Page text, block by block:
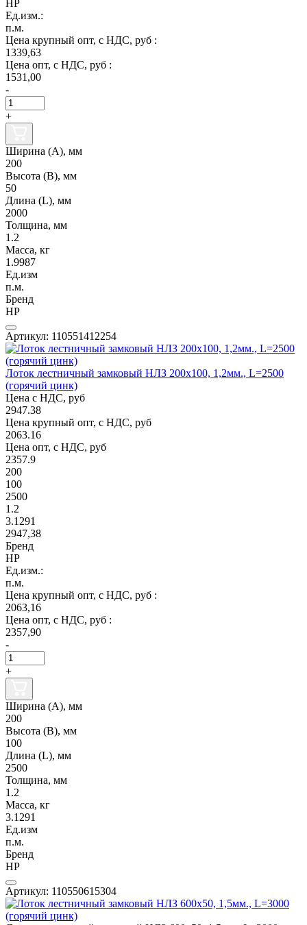
НР
Ед.изм.:
п.м.
Цена крупный опт, с НДС, руб :
1339,63
Цена опт, с НДС, руб :
1531,00
-
+
Ширина (А), мм
200
Высота (В), мм
50
Длина (L), мм
2000
Толщина, мм
1.2
Масса, кг
1.9987
Ед.изм
п.м.
Бренд
НР
Артикул: 110551412254
Лоток лестничный замковый НЛЗ 200х100, 1,2мм., L=2500
(горячий цинк)
Цена с НДС, руб
2947.38
Цена крупный опт, с НДС, руб
2063.16
Цена опт, с НДС, руб
2357.9
200
100
2500
1.2
3.1291
2947,38
Бренд
НР
Ед.изм.:
п.м.
Цена крупный опт, с НДС, руб :
2063,16
Цена опт, с НДС, руб :
2357,90
-
+
Ширина (А), мм
200
Высота (В), мм
100
Длина (L), мм
2500
Толщина, мм
1.2
Масса, кг
3.1291
Ед.изм
п.м.
Бренд
НР
Артикул: 110550615304